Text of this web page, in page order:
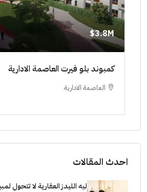
3.8M$
كمبوند بلو فيرت العاصمة الادارية
العاصمة الادارية
احدث المقالات
ليه الليدز العقارية لا تتحول